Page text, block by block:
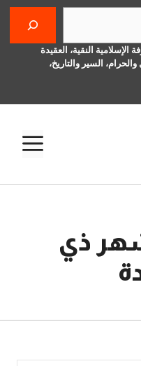
النقية، العقيدة
السير والتاريخ،
ذي